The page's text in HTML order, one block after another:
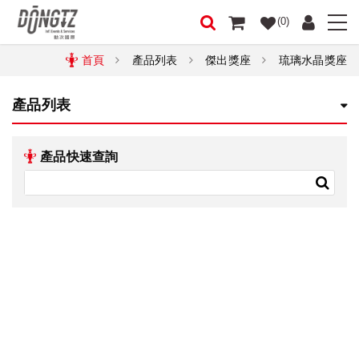
(0)
首頁 產品列表 傑出獎座 琉璃水晶獎座
產品列表
產品快速查詢